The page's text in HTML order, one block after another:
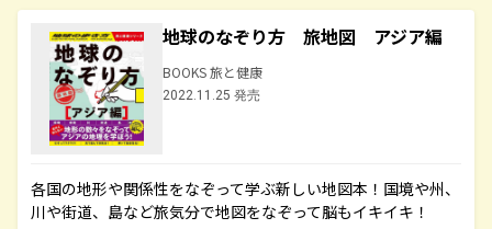
地球のなぞり方 旅地図 アジア編
BOOKS 旅と健康
2022.11.25 発売
各国の地形や関係性をなぞって学ぶ新しい地図本！国境や州、
川や街道、島など旅気分で地図をなぞって脳もイキイキ！